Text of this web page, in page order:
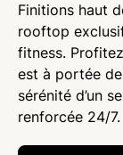
Finitions haut
rooftop
fitness.
est à portée
sérénité d’un
renforcée 24/7.